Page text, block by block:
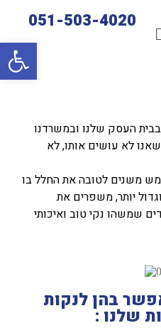
051-503-4020
בבית העסק שלנו ובמשרדנו
לא עושים אותו, לא
משנים לטובה את החלל בו
יותר, משפרים את
שמשהו נקי טוב ואיכותי
בהן לנקות
שלנו :
פתח